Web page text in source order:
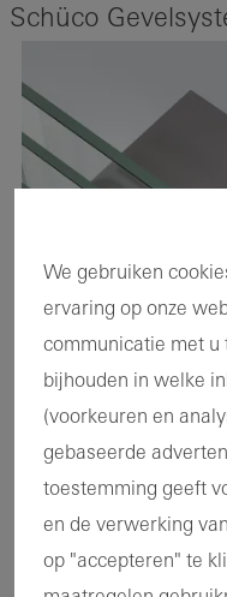
Schüco
Optisch perfecte
We gebruiken
ervaring op onze
communicatie met u
bijhouden in welke
(voorkeuren en
gebaseerde
toestemming geeft
en de verwerking
op "accepteren" te